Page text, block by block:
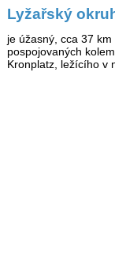
Lyžařský
je úžasný, cca 37
pospojovaných
Kronplatz, ležícího v